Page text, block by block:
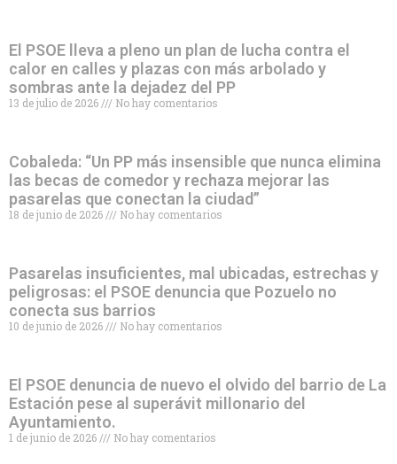
El PSOE lleva a pleno un plan de lucha contra el
calor en calles y plazas con más arbolado y
sombras ante la dejadez del PP
13 de julio de 2026 No hay comentarios
Cobaleda: “Un PP más insensible que nunca elimina
las becas de comedor y rechaza mejorar las
pasarelas que conectan la ciudad”
18 de junio de 2026 No hay comentarios
Pasarelas insuficientes, mal ubicadas, estrechas y
peligrosas: el PSOE denuncia que Pozuelo no
conecta sus barrios
10 de junio de 2026 No hay comentarios
El PSOE denuncia de nuevo el olvido del barrio de La
Estación pese al superávit millonario del
Ayuntamiento.
1 de junio de 2026 No hay comentarios